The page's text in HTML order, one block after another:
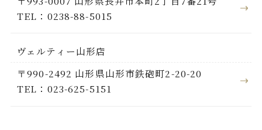
TEL：0238-88-5015
ヴェルティー山形店
〒990-2492 山形県山形市鉄砲町2-20-20
TEL：023-625-5151